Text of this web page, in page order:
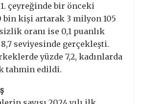
1. çeyreğinde bir önceki
bin kişi artarak 3 milyon 105
oranı ise 0,1 puanlık
8,7 seviyesinde gerçekleşti.
yüzde 7,2, kadınlarda
tahmin edildi.